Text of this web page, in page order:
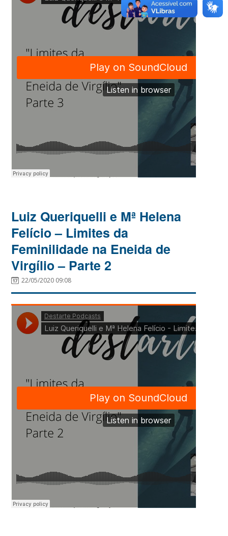
Luiz Queriquelli e Mª Helena
Felício – Limites da
Feminilidade na Eneida de
Virgílio – Parte 2
22/05/2020 09:08